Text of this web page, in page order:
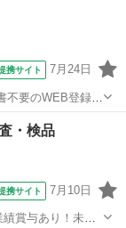
携サイト 7月24日
不要のWEB登録
屋町周辺！20代～
・検品
携サイト 7月10日
賞与あり！未経